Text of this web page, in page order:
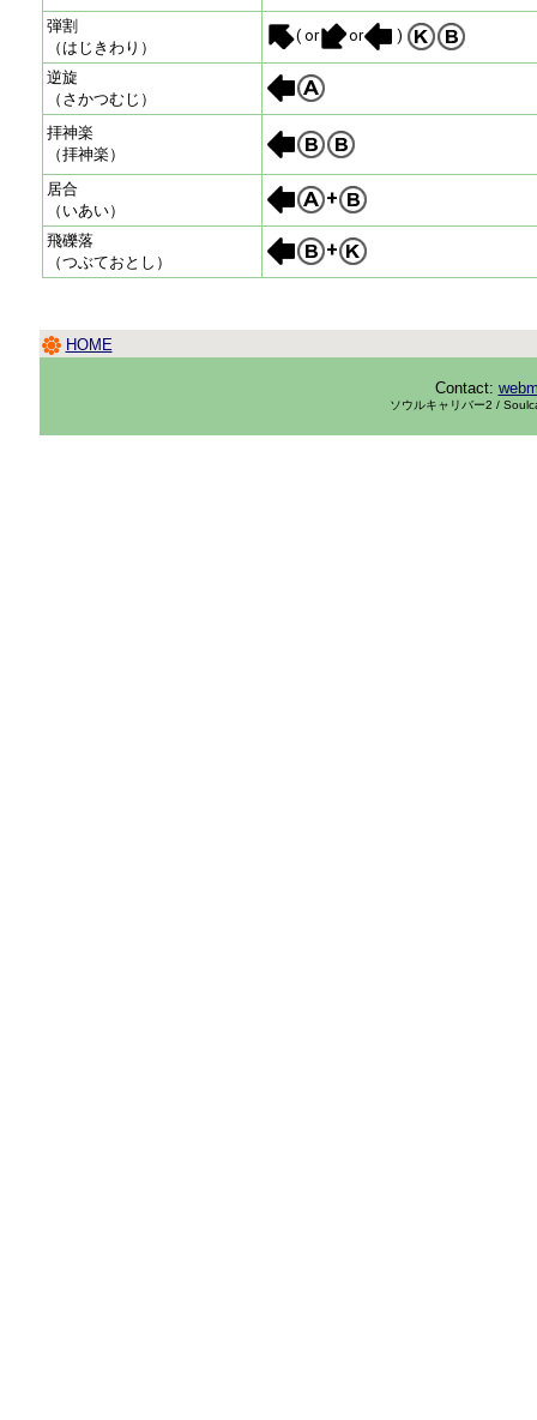
弾割
（はじきわり）
( or or )
逆旋
（さかつむじ）
拝神楽
（拝神楽）
居合
（いあい）
+
飛礫落
（つぶておとし）
+
HOME
Contact:
ソウルキャリバー2 /